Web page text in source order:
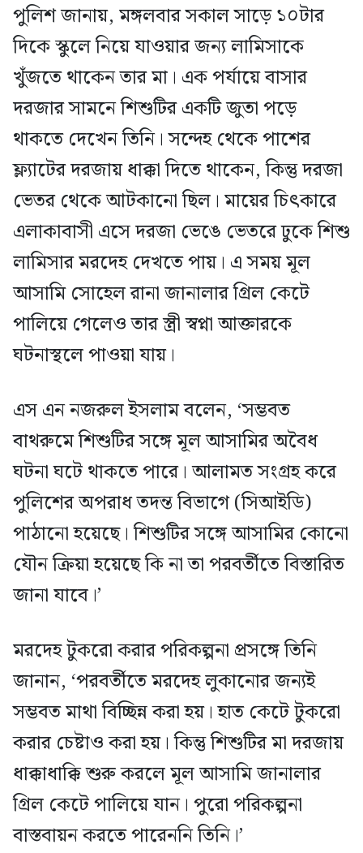
পুলিশ জানায়, মঙ্গলবার সকাল সাড়ে ১০টার
দিকে স্কুলে নিয়ে যাওয়ার জন্য লামিসাকে
খুঁজতে থাকেন তার মা। এক পর্যায়ে বাসার
দরজার সামনে শিশুটির একটি জুতা পড়ে
থাকতে দেখেন তিনি। সন্দেহ থেকে পাশের
ফ্ল্যাটের দরজায় ধাক্কা দিতে থাকেন, কিন্তু দরজা
ভেতর থেকে আটকানো ছিল। মায়ের চিৎকারে
এলাকাবাসী এসে দরজা ভেঙে ভেতরে ঢুকে শিশু
লামিসার মরদেহ দেখতে পায়। এ সময় মূল
আসামি সোহেল রানা জানালার গ্রিল কেটে
পালিয়ে গেলেও তার স্ত্রী স্বপ্না আক্তারকে
ঘটনাস্থলে পাওয়া যায়।
এস এন নজরুল ইসলাম বলেন, ‘সম্ভবত
বাথরুমে শিশুটির সঙ্গে মূল আসামির অবৈধ
ঘটনা ঘটে থাকতে পারে। আলামত সংগ্রহ করে
পুলিশের অপরাধ তদন্ত বিভাগে (সিআইডি)
পাঠানো হয়েছে। শিশুটির সঙ্গে আসামির কোনো
যৌন ক্রিয়া হয়েছে কি না তা পরবর্তীতে বিস্তারিত
জানা যাবে।’
মরদেহ টুকরো করার পরিকল্পনা প্রসঙ্গে তিনি
জানান, ‘পরবর্তীতে মরদেহ লুকানোর জন্যই
সম্ভবত মাথা বিচ্ছিন্ন করা হয়। হাত কেটে টুকরো
করার চেষ্টাও করা হয়। কিন্তু শিশুটির মা দরজায়
ধাক্কাধাক্কি শুরু করলে মূল আসামি জানালার
গ্রিল কেটে পালিয়ে যান। পুরো পরিকল্পনা
বাস্তবায়ন করতে পারেননি তিনি।’